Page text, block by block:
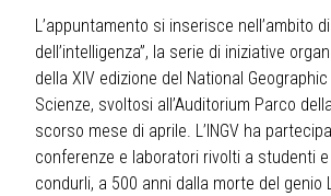
L’appuntamento si inserisce nell’ambito
dell’intelligenza”, la serie di iniziative
della XIV edizione del National
Scienze, svoltosi all’Auditorium Parco
scorso mese di aprile. L’INGV ha
conferenze e laboratori rivolti a studenti
condurli, a 500 anni dalla morte del genio